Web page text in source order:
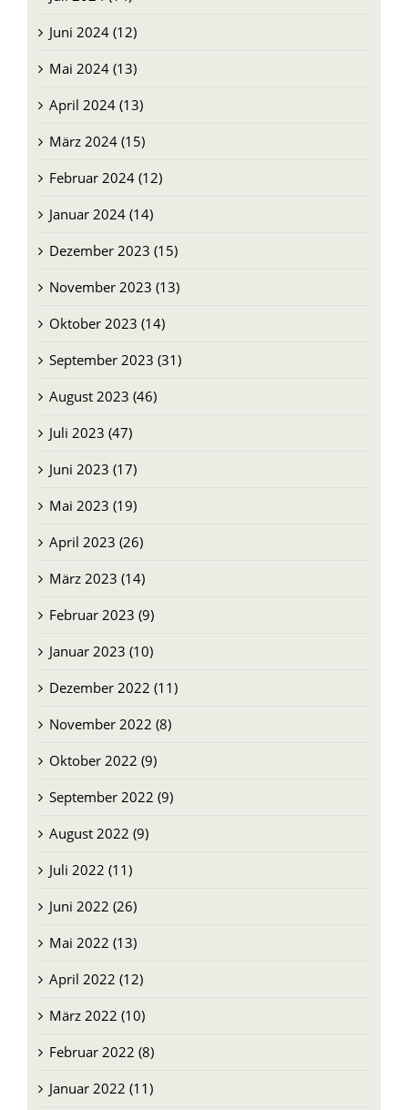
Juni 2024 (12)
Mai 2024 (13)
April 2024 (13)
März 2024 (15)
Februar 2024 (12)
Januar 2024 (14)
Dezember 2023 (15)
November 2023 (13)
Oktober 2023 (14)
September 2023 (31)
August 2023 (46)
Juli 2023 (47)
Juni 2023 (17)
Mai 2023 (19)
April 2023 (26)
März 2023 (14)
Februar 2023 (9)
Januar 2023 (10)
Dezember 2022 (11)
November 2022 (8)
Oktober 2022 (9)
September 2022 (9)
August 2022 (9)
Juli 2022 (11)
Juni 2022 (26)
Mai 2022 (13)
April 2022 (12)
März 2022 (10)
Februar 2022 (8)
Januar 2022 (11)